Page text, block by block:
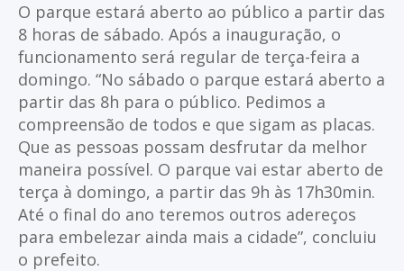
O parque estará aberto ao público a partir das
8 horas de sábado. Após a inauguração, o
funcionamento será regular de terça-feira a
domingo. “No sábado o parque estará aberto a
partir das 8h para o público. Pedimos a
compreensão de todos e que sigam as placas.
Que as pessoas possam desfrutar da melhor
maneira possível. O parque vai estar aberto de
terça à domingo, a partir das 9h às 17h30min.
Até o final do ano teremos outros adereços
para embelezar ainda mais a cidade”, concluiu
o prefeito.